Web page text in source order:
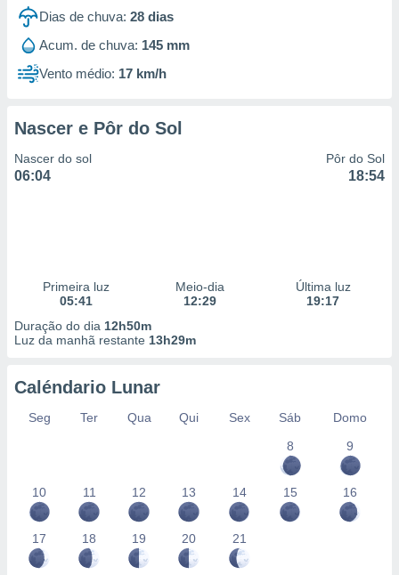
1199
Dias de chuva: 28 dias
Acum. de chuva: 145 mm
Vento médio: 17 km/h
Nascer e Pôr do Sol
Nascer do sol
06:04
Pôr do Sol
18:54
Primeira luz
05:41
Meio-dia
12:29
Última luz
19:17
Duração do dia 12h50m
Luz da manhã restante 13h29m
Caléndario Lunar
Seg Ter Qua Qui Sex Sáb
Domo
8
9
10 11 12 13 14 15 16
17 18 19 20 21